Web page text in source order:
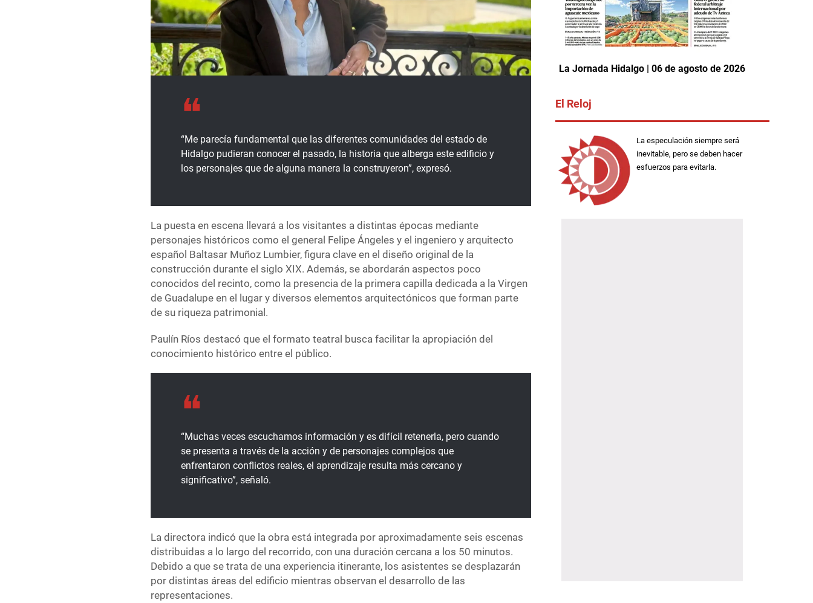
“Me parecía fundamental que las diferentes comunidades del estado de
Hidalgo pudieran conocer el pasado, la historia que alberga este edificio y
los personajes que de alguna manera la construyeron”, expresó.
La puesta en escena llevará a los visitantes a distintas épocas mediante
personajes históricos como el general Felipe Ángeles y el ingeniero y arquitecto
español Baltasar Muñoz Lumbier, figura clave en el diseño original de la
construcción durante el siglo XIX. Además, se abordarán aspectos poco
conocidos del recinto, como la presencia de la primera capilla dedicada a la Virgen
de Guadalupe en el lugar y diversos elementos arquitectónicos que forman parte
de su riqueza patrimonial.
Paulín Ríos destacó que el formato teatral busca facilitar la apropiación del
conocimiento histórico entre el público.
“Muchas veces escuchamos información y es difícil retenerla, pero cuando
se presenta a través de la acción y de personajes complejos que
enfrentaron conflictos reales, el aprendizaje resulta más cercano y
significativo”, señaló.
La directora indicó que la obra está integrada por aproximadamente seis escenas
distribuidas a lo largo del recorrido, con una duración cercana a los 50 minutos.
Debido a que se trata de una experiencia itinerante, los asistentes se desplazarán
por distintas áreas del edificio mientras observan el desarrollo de las
representaciones.
La Jornada Hidalgo | 06 de agosto de 2026
El Reloj
La especulación siempre será
inevitable, pero se deben hacer
esfuerzos para evitarla.